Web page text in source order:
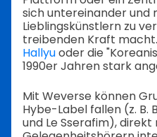
sich untereinander und
Lieblingskünstlern zu
treibenden Kraft macht.
Hallyuoder die
1990er Jahren stark
Mit Weverse können
Hybe-Label fallen (z. B.
und Le Sserafim), direkt